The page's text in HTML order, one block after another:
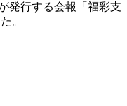
発行する会報「福彩支
。